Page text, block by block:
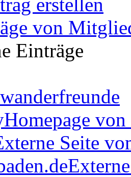
von
Einträge
Homepage
Seite